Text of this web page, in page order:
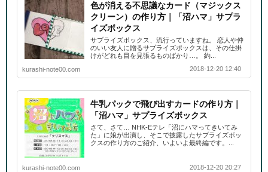
色が消える不思議なカード（マジックス
クリーン）の作り方｜「沼ハマ」サプラ
イズボックス
サプライズポックス、流行っていますね。 恋人や仲
のいい友人に贈るサプライズポックスは、その仕掛
けがどれも目を見張るものばかり…。 約...
kurashi-note00.com
2018-12-20 12:40
牛乳パックで飛び出すカードの作り方｜
「沼ハマ」サプライズボックス
さて、さて… NHK-Eテレ「沼にハマってきいてみ
た」に娘が出演し、そこで披露したサプライズボッ
クスの作り方のご紹介、いよいよ最終編です。...
kurashi-note00.com 2018-12-20 20:27